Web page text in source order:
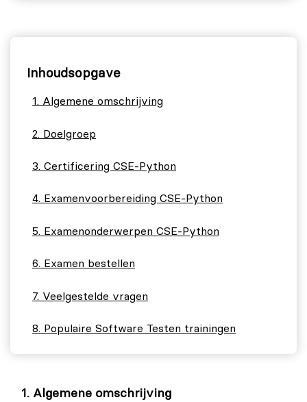
Inhoudsopgave
Algemene omschrijving
Doelgroep
Certificering CSE-Python
Examenvoorbereiding CSE-Python
Examenonderwerpen CSE-Python
Examen bestellen
Veelgestelde vragen
Populaire Software Testen trainingen
Algemene omschrijving